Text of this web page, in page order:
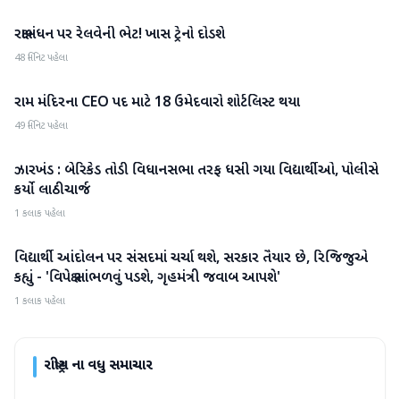
રાષ્ટ્રીય રક્ષાબંધન પર રેલવેની ભેટ! ખાસ ટ્રેનો દોડશે
48 મિનિટ પહેલા
રાષ્ટ્રીય
રામ મંદિરના CEO પદ માટે 18 ઉમેદવારો શોર્ટલિસ્ટ થયા
49 મિનિટ પહેલા
રાષ્ટ્રીય
ઝારખંડ : બેરિકેડ તોડી વિધાનસભા તરફ ધસી ગયા વિદ્યાર્થીઓ, પોલીસે
કર્યો લાઠીચાર્જ
1 કલાક પહેલા
રાષ્ટ્રીય
વિદ્યાર્થી આંદોલન પર સંસદમાં ચર્ચા થશે, સરકાર તૈયાર છે, રિજિજુએ
કહ્યું - 'વિપક્ષે સાંભળવું પડશે, ગૃહમંત્રી જવાબ આપશે'
1 કલાક પહેલા
રાષ્ટ્રીયના વધુ સમાચાર